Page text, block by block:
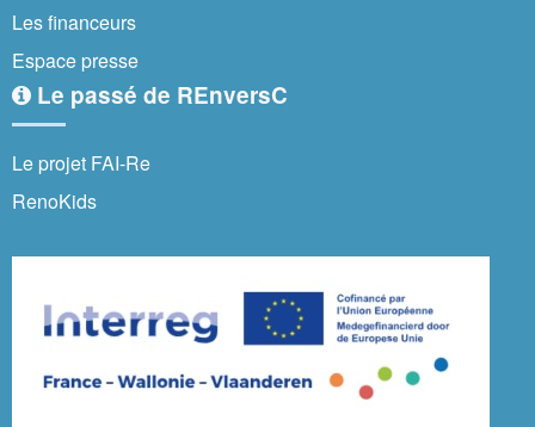
Les financeurs
Espace presse
Le passé de REnversC
Le projet FAI-Re
RenoKids